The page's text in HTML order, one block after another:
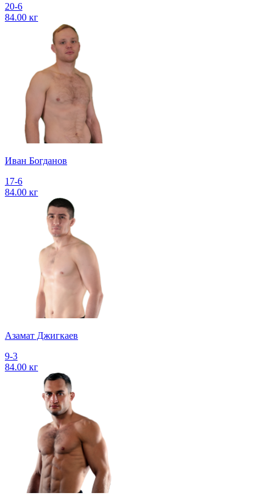
20-6
84.00 кг
Иван Богданов
17-6
84.00 кг
Азамат Джигкаев
9-3
84.00 кг